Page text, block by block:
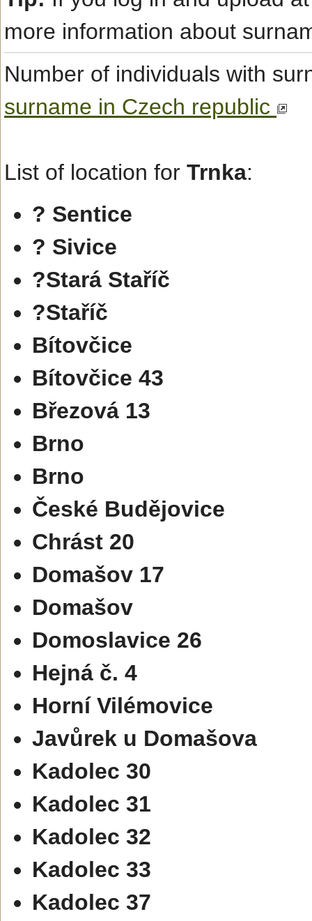
more information about
Number of individuals with
surname in Czech republic
List of location for Trnka:
? Sentice
? Sivice
?Stará Staříč
?Staříč
Bítovčice
Bítovčice 43
Březová 13
Brno
Brno
České Budějovice
Chrást 20
Domašov 17
Domašov
Domoslavice 26
Hejná č. 4
Horní Vilémovice
Javůrek u Domašova
Kadolec 30
Kadolec 31
Kadolec 32
Kadolec 33
Kadolec 37